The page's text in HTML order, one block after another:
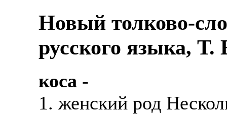
Новый толково-
русского языка,
коса -
1. женский род